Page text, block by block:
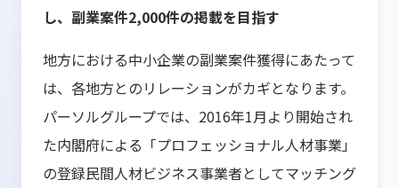
し、副業案件2,000件の掲載を目指す
地方における中小企業の副業案件獲得にあたって
は、各地方とのリレーションがカギとなります。
パーソルグループでは、2016年1月より開始され
た内閣府による「プロフェッショナル人材事業」
の登録民間人材ビジネス事業者としてマッチング